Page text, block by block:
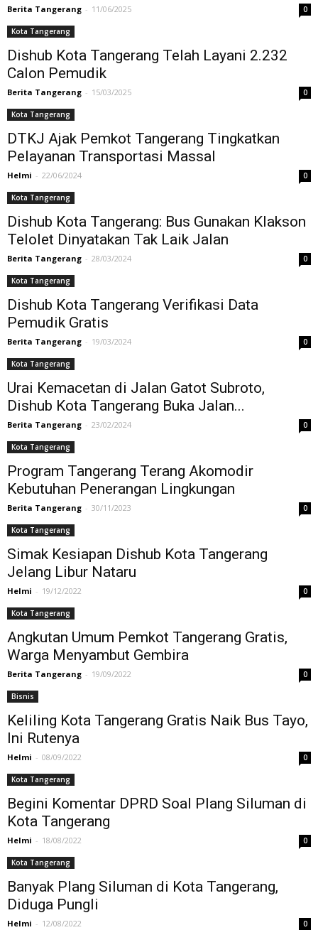
Berita Tangerang - 11/06/2025 0
Kota Tangerang
Dishub Kota Tangerang Telah Layani 2.232
Calon Pemudik
Berita Tangerang - 15/03/2025 0
Kota Tangerang
DTKJ Ajak Pemkot Tangerang Tingkatkan
Pelayanan Transportasi Massal
Helmi - 22/06/2024 0
Kota Tangerang
Dishub Kota Tangerang: Bus Gunakan Klakson
Telolet Dinyatakan Tak Laik Jalan
Berita Tangerang - 28/03/2024 0
Kota Tangerang
Dishub Kota Tangerang Verifikasi Data
Pemudik Gratis
Berita Tangerang - 19/03/2024 0
Kota Tangerang
Urai Kemacetan di Jalan Gatot Subroto,
Dishub Kota Tangerang Buka Jalan...
Berita Tangerang - 23/02/2024 0
Kota Tangerang
Program Tangerang Terang Akomodir
Kebutuhan Penerangan Lingkungan
Berita Tangerang - 30/11/2023 0
Kota Tangerang
Simak Kesiapan Dishub Kota Tangerang
Jelang Libur Nataru
Helmi - 19/12/2022 0
Kota Tangerang
Angkutan Umum Pemkot Tangerang Gratis,
Warga Menyambut Gembira
Berita Tangerang - 19/09/2022 0
Bisnis
Keliling Kota Tangerang Gratis Naik Bus Tayo,
Ini Rutenya
Helmi - 08/09/2022 0
Kota Tangerang
Begini Komentar DPRD Soal Plang Siluman di
Kota Tangerang
Helmi - 18/08/2022 0
Kota Tangerang
Banyak Plang Siluman di Kota Tangerang,
Diduga Pungli
Helmi - 12/08/2022 0